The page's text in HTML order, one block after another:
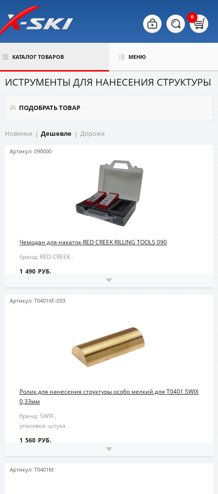
0
КАТАЛОГ ТОВАРОВ МЕНЮ
ИСТРУМЕНТЫ ДЛЯ НАНЕСЕНИЯ СТРУКТУРЫ
ПОДОБРАТЬ ТОВАР
Новинки Дешевле Дороже
Артикул: 090000
Чемодан для накаток RED CREEK RILLING TOOLS 090
бренд: RED CREEK .
1 490 РУБ.
Артикул: T0401XF-033
Ролик для нанесения структуры особо мелкий для T0401 SWIX
0,33мм
бренд: SWIX ,
упаковка: штука .
1 560 РУБ.
Артикул: T0401M